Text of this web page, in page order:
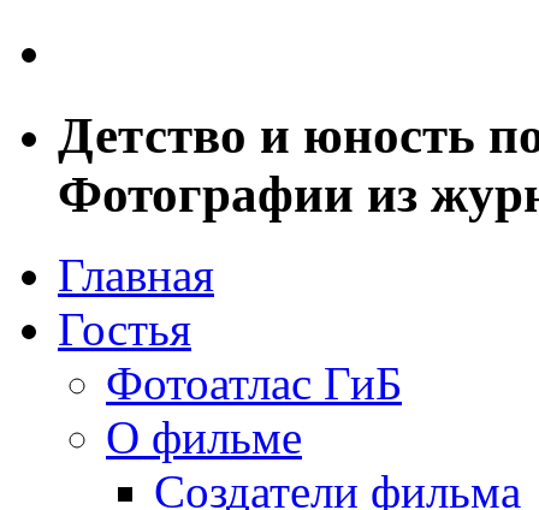
Детство и юность
Фотографии из
Главная
Гостья
Фотоатлас ГиБ
О фильме
Создатели фильма